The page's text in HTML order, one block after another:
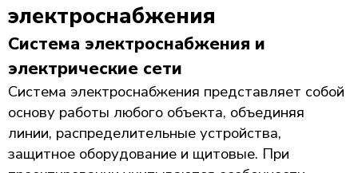
электроснабжения
Система электроснабжения и
электрические сети
Система электроснабжения представляет собой
основу работы любого объекта, объединяя
линии, распределительные устройства,
защитное оборудование и щитовые. При